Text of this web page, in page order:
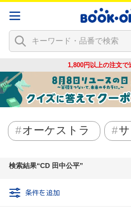
1,800円以上の注文で
オーケストラ
検索結果 CD 田中公平
条件を追加